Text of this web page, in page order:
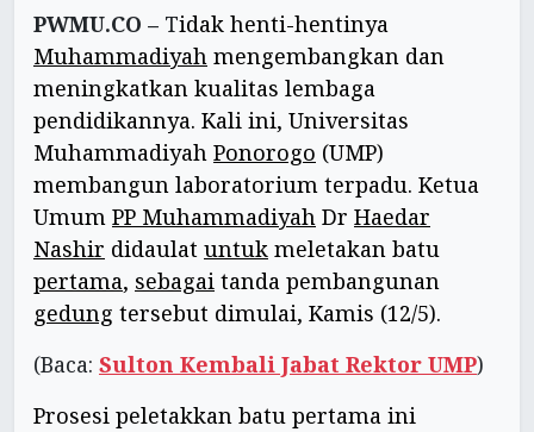
PWMU.CO – Tidak henti-hentinya
Muhammadiyah mengembangkan dan
meningkatkan kualitas lembaga
pendidikannya. Kali ini, Universitas
Muhammadiyah Ponorogo (UMP)
membangun laboratorium terpadu. Ketua
Umum PP Muhammadiyah Dr Haedar
Nashir didaulat untuk meletakan batu
pertama, sebagai tanda pembangunan
gedung tersebut dimulai, Kamis (12/5).
(Baca: Sulton Kembali Jabat Rektor UMP)
Prosesi peletakkan batu pertama ini